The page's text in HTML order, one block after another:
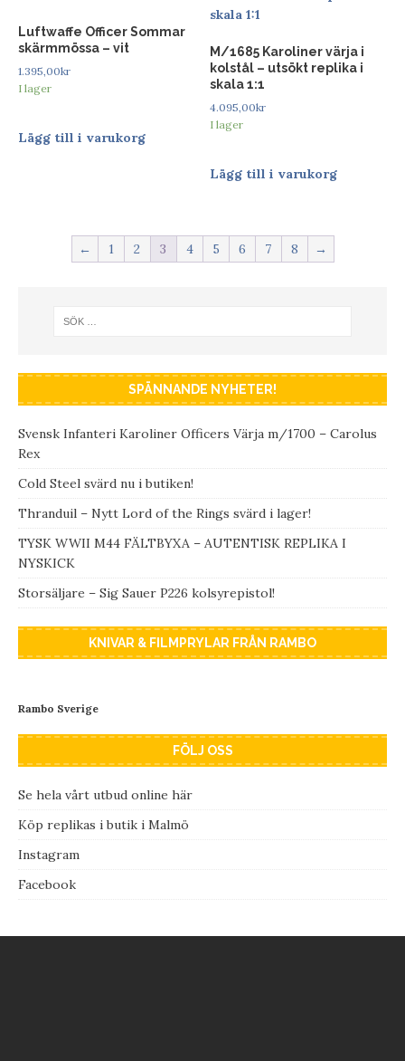
Luftwaffe Officer Sommar
skärmmössa – vit
1.395,00kr
I lager
Lägg till i varukorg
M/1685 Karoliner värja i
kolstål – utsökt replika i
skala 1:1
4.095,00kr
I lager
Lägg till i varukorg
← 1 2 3 4 5 6 7 8 →
SPÄNNANDE NYHETER!
Svensk Infanteri Karoliner Officers Värja m/1700 – Carolus
Rex
Cold Steel svärd nu i butiken!
Thranduil – Nytt Lord of the Rings svärd i lager!
TYSK WWII M44 FÄLTBYXA – AUTENTISK REPLIKA I
NYSKICK
Storsäljare – Sig Sauer P226 kolsyrepistol!
KNIVAR & FILMPRYLAR FRÅN RAMBO
Rambo Sverige
FÖLJ OSS
Se hela vårt utbud online här
Köp replikas i butik i Malmö
Instagram
Facebook